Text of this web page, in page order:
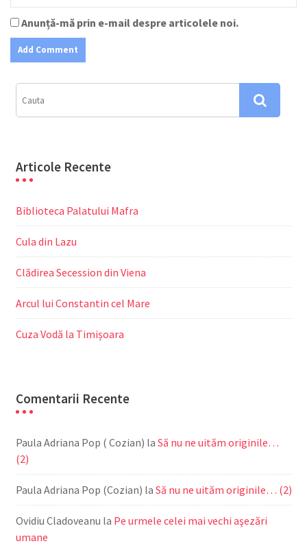
Anunță-mă prin e-mail despre articolele noi.
Articole Recente
Biblioteca Palatului Mafra
Cula din Lazu
Clădirea Secession din Viena
Arcul lui Constantin cel Mare
Cuza Vodă la Timișoara
Comentarii Recente
Paula Adriana Pop ( Cozian) la Să nu ne uităm originile…
(2)
Paula Adriana Pop (Cozian) la Să nu ne uităm originile… (2)
Ovidiu Cladoveanu la Pe urmele celei mai vechi aşezări
umane